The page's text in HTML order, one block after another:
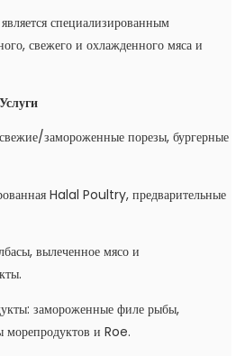
специализированным
свежего и охлажденного мяса и
замороженные порезы, бургерные
Halal Poultry, предварительные
вылеченное мясо и
замороженные филе рыбы,
морепродуктов и Roe.